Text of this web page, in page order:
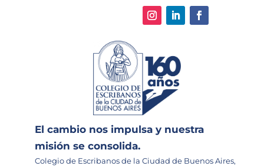
El cambio nos impulsa y nuestra
misión se consolida.
Colegio de Escribanos de la Ciudad de Buenos Aires,